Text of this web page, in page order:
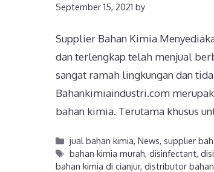
September 15, 2021 by
Supplier Bahan Kimia
dan terlengkap telah menjual
sangat ramah lingkungan dan
Bahankimiaindustri.com
bahan kimia. Terutama khusus
jual bahan kimia,News,supplier
bahan kimia murah,disinfectant,
bahan kimia di cianjur, distributor